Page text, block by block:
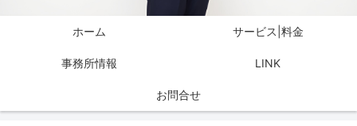
ホーム サービス|料金
事務所情報 LINK
お問合せ